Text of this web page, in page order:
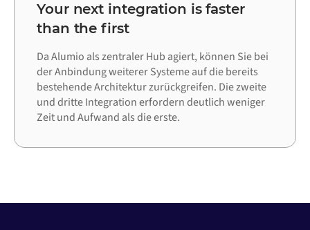
Your next integration is faster
than the first
Da Alumio als zentraler Hub agiert, können Sie bei
der Anbindung weiterer Systeme auf die bereits
bestehende Architektur zurückgreifen. Die zweite
und dritte Integration erfordern deutlich weniger
Zeit und Aufwand als die erste.